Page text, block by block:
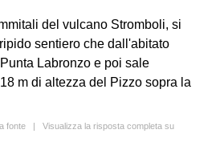
del vulcano Stromboli, si
sentiero che dall'abitato
Labronzo e poi sale
m di altezza del Pizzo sopra la
fonte | Visualizza la risposta completa su